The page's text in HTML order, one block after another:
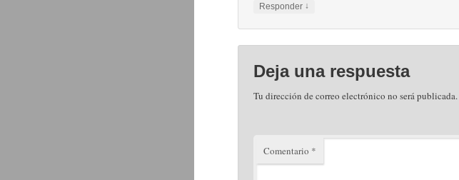
Responder ↓
Deja una respuesta
Tu dirección de correo electrónico no será publicada.
Comentario *